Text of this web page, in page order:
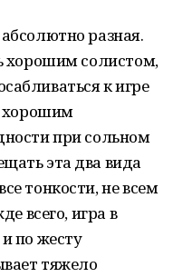
разная.
хорошим солистом,
к игре
хорошим
при сольном
эта два вида
тонкости, не всем
всего, игра в
по жесту
тяжело